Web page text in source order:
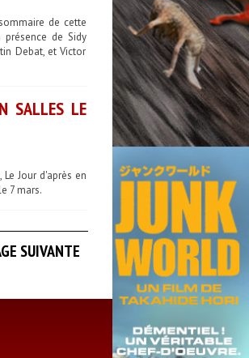
de cette
de Sidy
Debat, et Victor
SALLES LE
Jour d'après en
7 mars.
SUIVANTE